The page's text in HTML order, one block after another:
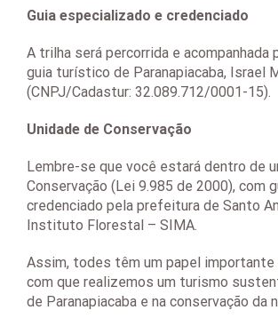
Guia especializado e credenciado
A trilha será percorrida e acompanhada
guia turístico de Paranapiacaba, Israel
(CNPJ/Cadastur: 32.089.712/0001-15).
Unidade de Conservação
Lembre-se que você estará dentro de
Conservação (Lei 9.985 de 2000), com
credenciado pela prefeitura de Santo
Instituto Florestal – SIMA.
Assim, todes têm um papel importante
com que realizemos um turismo
de Paranapiacaba e na conservação da